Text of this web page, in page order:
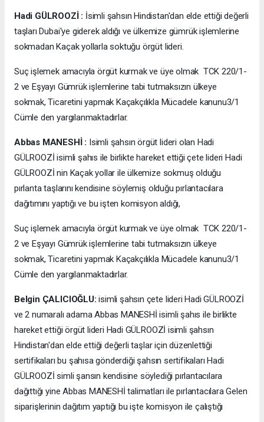
Hadi GÜLROOZİ : İsimli şahsın Hindistan'dan elde ettiği değerli
taşları Dubai'ye giderek aldığı ve ülkemize gümrük işlemlerine
sokmadan Kaçak yollarla soktuğu örgüt lideri.
Suç işlemek amacıyla örgüt kurmak ve üye olmak TCK 220/1-
2 ve Eşyayı Gümrük işlemlerine tabi tutmaksızın ülkeye
sokmak, Ticaretini yapmak Kaçakçılıkla Mücadele kanunu3/1
Cümle den yargılanmaktadırlar.
Abbas MANESHİ : Isimli şahsın örgüt lideri olan Hadi
GÜLROOZİ isimli şahıs ile birlikte hareket ettiği çete lideri Hadi
GÜLROOZİ nin Kaçak yollar ile ülkemize sokmuş olduğu
pırlanta taşlarını kendisine söylemiş olduğu pırlantacılara
dağıtımını yaptığı ve bu işten komisyon aldığı,
Suç işlemek amacıyla örgüt kurmak ve üye olmak TCK 220/1-
2 ve Eşyayı Gümrük işlemlerine tabi tutmaksızın ülkeye
sokmak, Ticaretini yapmak Kaçakçılıkla Mücadele kanunu3/1
Cümle den yargılanmaktadırlar.
Belgin ÇALICIOĞLU: isimli şahsın çete lideri Hadi GÜLROOZİ
ve 2 numaralı adama Abbas MANESHİ isimli şahıs ile birlikte
hareket ettiği örgüt lideri Hadi GÜLROOZİ isimli şahsın
Hindistan'dan elde ettiği değerli taşlar için düzenlettiği
sertifikaları bu şahısa gönderdiği şahsın sertifikaları Hadi
GÜLROOZİ simli şansın kendisine söylediği pırlantacılara
dağıttığı yine Abbas MANESHİ talimatları ile pırlantacılara Gelen
siparişlerinin dağıtım yaptığı bu işte komisyon ile çalıştığı